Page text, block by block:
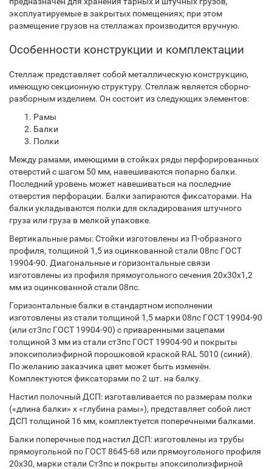
эксплуатируемые в закрытых помещениях; при этом
размещение грузов на стеллажах производится вручную.
Особенности конструкции и комплектации
Стеллаж представляет собой металлическую конструкцию,
имеющую секционную структуру. Стеллаж является сборно-
разборным изделием. Он состоит из следующих элементов:
Рамы
Балки
Полки
Между рамами, имеющими в стойках ряды перфорированных
отверстий с шагом 50 мм, навешиваются попарно балки.
Последний уровень может навешиваться на последние
отверстия перфорации. Балки запираются фиксаторами. На
балки укладываются полки для складирования штучного
груза или груза в мелкой упаковке.
Вертикальные рамы: Стойки изготовлены из П-образного
профиля, толщиной 1,5 из оцинкованной стали 08пс ГОСТ
19904-90. Диагональные и горизонтальные связи
изготовлены из профиля прямоугольного сечения 20х30х1,2
мм из оцинкованной стали 08пс.
Горизонтальные балки в стандартном исполнении
изготовлены из стали толщиной 1,5 марки 08пс ГОСТ 19904-90
(или ст3пс ГОСТ 19904-90) с приваренными зацепами
толщиной 3 мм из стали ст3пс ГОСТ 19904-90 и покрыты
эпоксиполиэфирной порошковой краской RAL 5010 (синий).
По желанию заказчика цвет может быть изменён.
Комплектуются фиксаторами по 2 шт. на балку.
Настил полочный ДСП: изготавливается по размерам полки
(«длина балки» х «глубина рамы»), представляет собой лист
ДСП толщиной 16 мм, комплектуется поперечными балками.
Балки поперечные под настил ДСП: изготовлены из трубы
прямоугольной по ГОСТ 8645-68 или прямоугольного профиля
20х30, марки стали Ст3пс и покрыты эпоксиполиэфирной